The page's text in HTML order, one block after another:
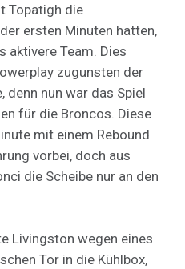
Topatigh die
ersten Minuten hatten,
aktivere Team. Dies
zugunsten der
denn nun war das Spiel
für die Broncos. Diese
mit einem Rebound
vorbei, doch aus
die Scheibe nur an den
Livingston wegen eines
Tor in die Kühlbox,